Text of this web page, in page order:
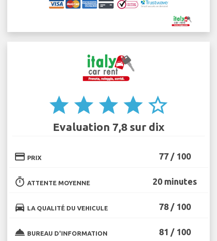
star star star star star_border
Evaluation 7,8 sur dix
credit_card PRIX 77 / 100
timer ATTENTE MOYENNE 20 minutes
directions_car LA QUALITÉ DU VEHICULE 78 / 100
room_service BUREAU D'INFORMATION 81 / 100